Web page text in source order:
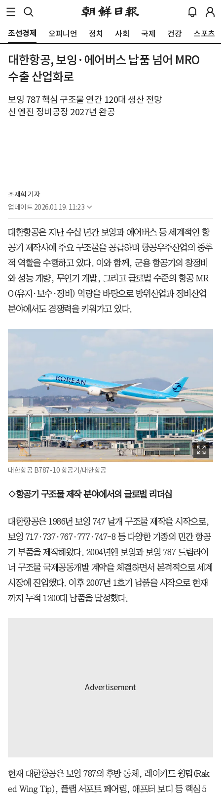
조선경제 오피니언 정치 사회 국제 건강 스포츠
대한항공, 보잉·에어버스 납품 넘어 MRO
수출 산업화로
보잉 787 핵심 구조물 연간 120대 생산 전망
신 엔진 정비공장 2027년 완공
조재희 기자
업데이트 2026.01.19. 11:23
대한항공은 지난 수십 년간 보잉과 에어버스 등 세계적인 항
공기 제작사에 주요 구조물을 공급하며 항공우주산업의 중추
적 역할을 수행하고 있다. 이와 함께, 군용 항공기의 창정비
와 성능 개량, 무인기 개발, 그리고 글로벌 수준의 항공 MR
O(유지·보수·정비) 역량을 바탕으로 방위산업과 정비산업
분야에서도 경쟁력을 키워가고 있다.
대한항공 B787-10 항공기/대한항공
◇항공기 구조물 제작 분야에서의 글로벌 리더십
대한항공은 1986년 보잉 747 날개 구조물 제작을 시작으로,
보잉 717·737·767·777·747-8 등 다양한 기종의 민간 항공
기 부품을 제작해왔다. 2004년엔 보잉과 보잉 787 드림라이
너 구조물 국제공동개발 계약을 체결하면서 본격적으로 세계
시장에 진입했다. 이후 2007년 1호기 납품을 시작으로 현재
까지 누적 1200대 납품을 달성했다.
현재 대한항공은 보잉 787의 후방 동체, 레이키드 윙팁(Rak
ed Wing Tip), 플랩 서포트 페어링, 애프터 보디 등 핵심 5